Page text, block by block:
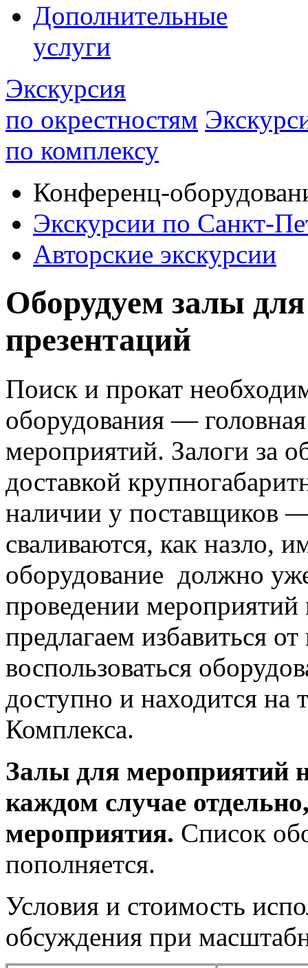
Дополнительные
услуги
Экскурсия
по окрестностям
по комплексу
Конференц-
Экскурсии по Санкт-
Авторские экскурсии
Оборудуем залы
презентаций
Поиск и прокат
оборудования —
мероприятий. Залоги за
доставкой
наличии у поставщиков
сваливаются, как назло,
оборудование должно
проведении
предлагаем избавиться
воспользоваться
доступно и находится на
Комплекса.
Залы для мероприятий
каждом случае
мероприятия. Список
пополняется.
Условия и стоимость
обсуждения при